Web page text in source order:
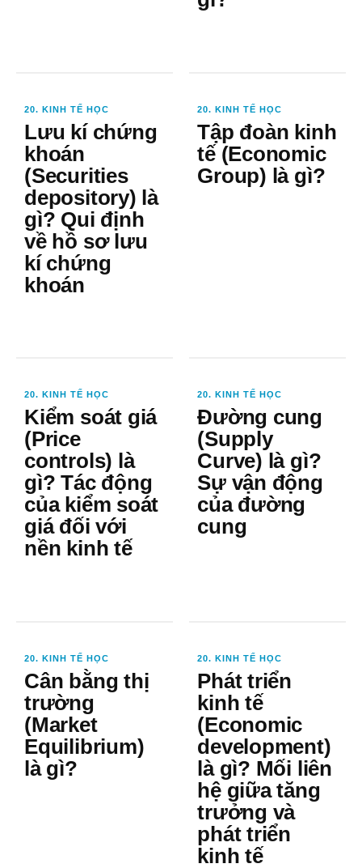
20. KINH TẾ HỌC
Lưu kí chứng
khoán
(Securities
depository) là
gì? Qui định
về hồ sơ lưu
kí chứng
khoán
20. KINH TẾ HỌC
Tập đoàn kinh
tế (Economic
Group) là gì?
20. KINH TẾ HỌC
Kiểm soát giá
(Price
controls) là
gì? Tác động
của kiểm soát
giá đối với
nền kinh tế
20. KINH TẾ HỌC
Đường cung
(Supply
Curve) là gì?
Sự vận động
của đường
cung
20. KINH TẾ HỌC
Cân bằng thị
trường
(Market
Equilibrium)
là gì?
20. KINH TẾ HỌC
Phát triển
kinh tế
(Economic
development)
là gì? Mối liên
hệ giữa tăng
trưởng và
phát triển
kinh tế